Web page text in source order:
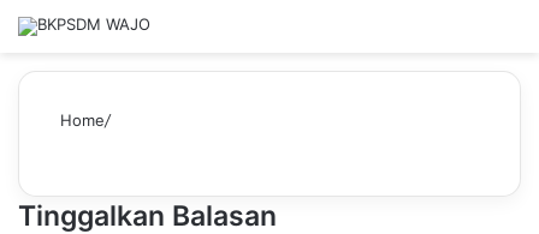
Home/
Tinggalkan Balasan